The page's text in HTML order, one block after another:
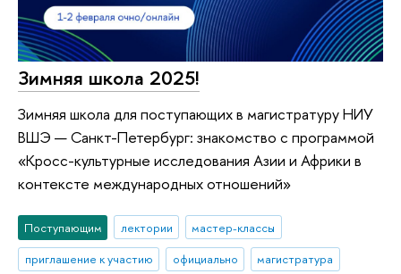
Зимняя школа 2025!
Зимняя школа для поступающих в магистратуру НИУ
ВШЭ — Санкт-Петербург: знакомство с программой
«Кросс-культурные исследования Азии и Африки в
контексте международных отношений»
Поступающим лектории
мастер-классы
приглашение к участию
официально магистратура